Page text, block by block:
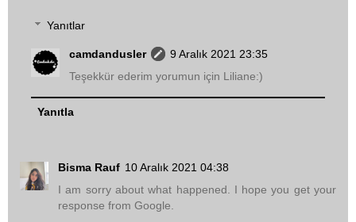
Yanıtlar
camdandusler
9 Aralık 2021 23:35
Teşekkür ederim yorumun için Liliane:)
Yanıtla
Bisma Rauf 10 Aralık 2021 04:38
I am sorry about what happened. I hope you get your
response from Google.